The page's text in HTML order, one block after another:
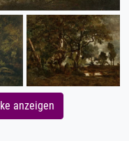
anzeigen